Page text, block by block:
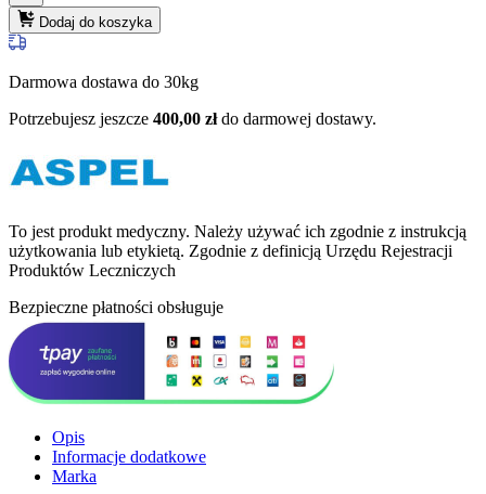
Dodaj do koszyka
Darmowa dostawa do 30kg
Potrzebujesz jeszcze 400,00 złdo darmowej dostawy.
To jest produkt medyczny. Należy używać ich zgodnie z instrukcją
użytkowania lub etykietą. Zgodnie z definicją Urzędu Rejestracji
Produktów Leczniczych
Bezpieczne płatności obsługuje
Opis
Informacje dodatkowe
Marka